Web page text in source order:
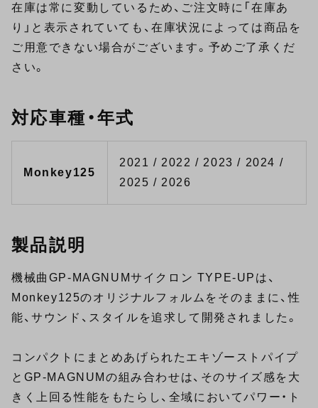
在庫は常に変動しているため、ご注文時に「在庫あ
り」と表示されていても、在庫状況によっては商品を
ご用意できない場合がございます。予めご了承くだ
さい。
対応車種・年式
Monkey125
2021 / 2022 / 2023 / 2024 /
2025 / 2026
製品説明
機械曲GP-MAGNUMサイクロン TYPE-UPは、
Monkey125のオリジナルフォルムをそのままに、性
能、サウンド、スタイルを追求して開発されました。
コンパクトにまとめあげられたエキゾーストパイプ
とGP-MAGNUMの組み合わせは、そのサイズ感を大
きく上回る性能をもたらし、全域においてパワー・ト